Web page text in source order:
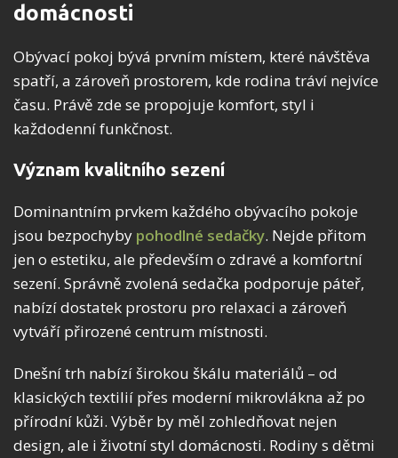
domácnosti
Obývací pokoj bývá prvním místem, které návštěva
spatří, a zároveň prostorem, kde rodina tráví nejvíce
času. Právě zde se propojuje komfort, styl i
každodenní funkčnost.
Význam kvalitního sezení
Dominantním prvkem každého obývacího pokoje
jsou bezpochyby pohodlné sedačky. Nejde přitom
jen o estetiku, ale především o zdravé a komfortní
sezení. Správně zvolená sedačka podporuje páteř,
nabízí dostatek prostoru pro relaxaci a zároveň
vytváří přirozené centrum místnosti.
Dnešní trh nabízí širokou škálu materiálů – od
klasických textilií přes moderní mikrovlákna až po
přírodní kůži. Výběr by měl zohledňovat nejen
design, ale i životní styl domácnosti. Rodiny s dětmi